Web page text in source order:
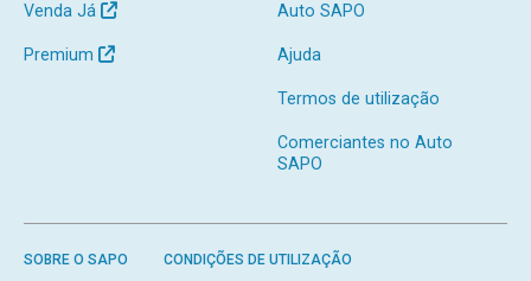
Venda Já
Premium
Auto SAPO
Ajuda
Termos de utilização
Comerciantes no Auto
SAPO
SOBRE O SAPO CONDIÇÕES DE UTILIZAÇÃO